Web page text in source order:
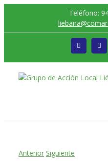
Teléfono:
Facebook
Anterior Siguiente